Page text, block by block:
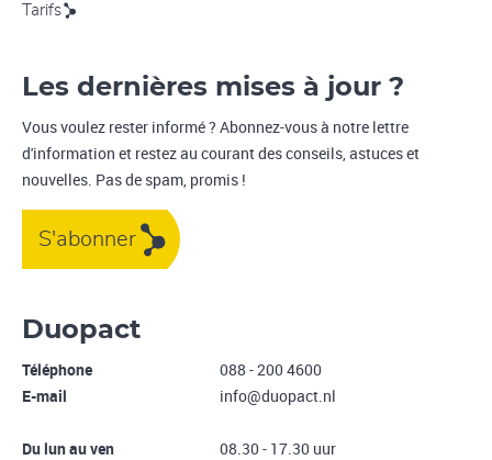
Tarifs
Les dernières mises à jour ?
Vous voulez rester informé ? Abonnez-vous à notre lettre
d'information et restez au courant des conseils, astuces et
nouvelles. Pas de spam, promis !
S'abonner
Duopact
Téléphone
088 - 200 4600
E-mail
info@duopact.nl
Du lun au ven 08.30 - 17.30 uur